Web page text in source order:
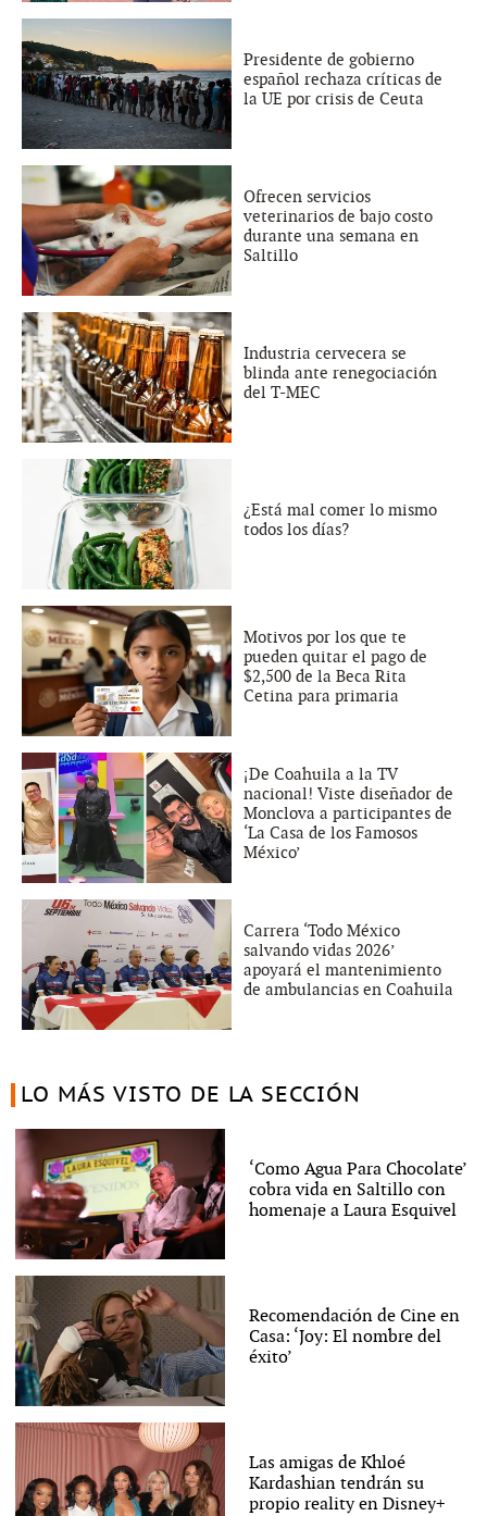
Presidente de gobierno
español rechaza críticas de
la UE por crisis de Ceuta
Ofrecen servicios
veterinarios de bajo costo
durante una semana en
Saltillo
Industria cervecera se
blinda ante renegociación
del T-MEC
¿Está mal comer lo mismo
todos los días?
Motivos por los que te
pueden quitar el pago de
$2,500 de la Beca Rita
Cetina para primaria
¡De Coahuila a la TV
nacional! Viste diseñador de
Monclova a participantes de
‘La Casa de los Famosos
México’
Carrera ‘Todo México
salvando vidas 2026’
apoyará el mantenimiento
de ambulancias en Coahuila
LO MÁS VISTO DE LA SECCIÓN
‘Como Agua Para Chocolate’
cobra vida en Saltillo con
homenaje a Laura Esquivel
Recomendación de Cine en
Casa: ‘Joy: El nombre del
éxito’
Las amigas de Khloé
Kardashian tendrán su
propio reality en Disney+